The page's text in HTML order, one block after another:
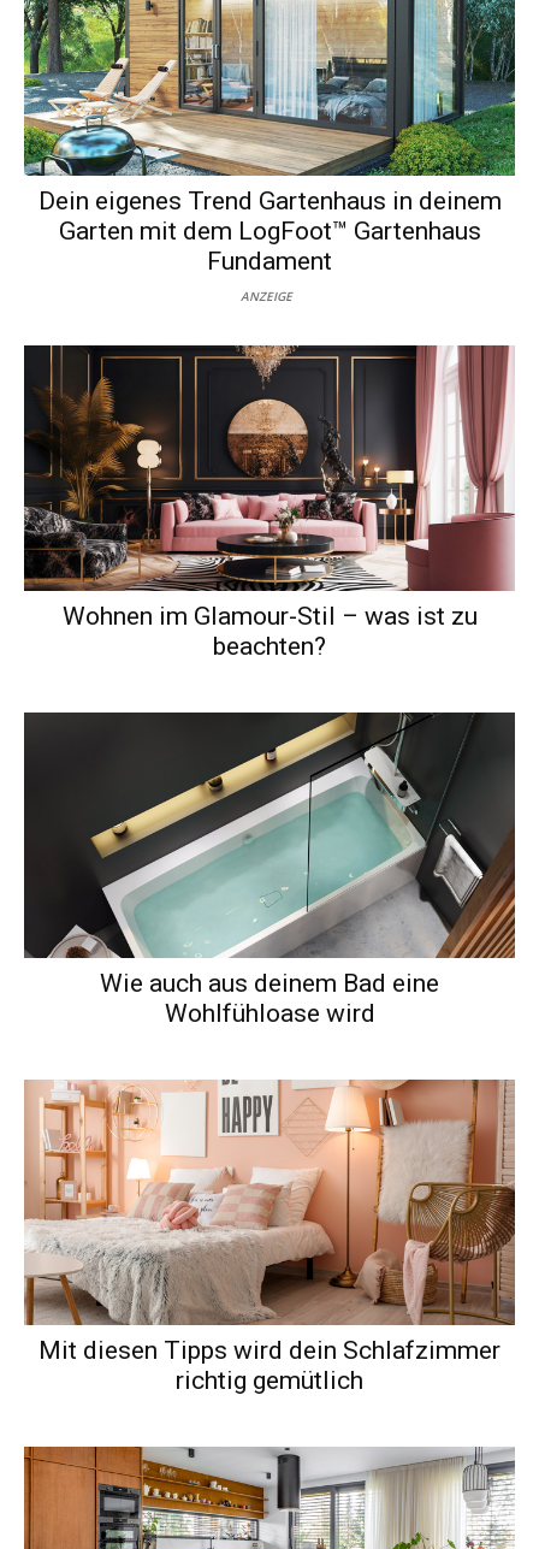
Dein eigenes Trend Gartenhaus in deinem
Garten mit dem LogFoot™ Gartenhaus
Fundament
ANZEIGE
Wohnen im Glamour-Stil – was ist zu
beachten?
Wie auch aus deinem Bad eine
Wohlfühloase wird
Mit diesen Tipps wird dein Schlafzimmer
richtig gemütlich